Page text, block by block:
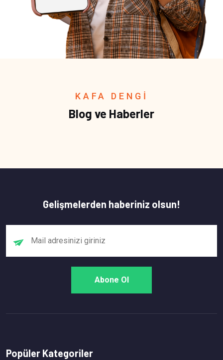
KAFA DENGİ
Blog ve Haberler
Gelişmelerden haberiniz olsun!
Popüler Kategoriler